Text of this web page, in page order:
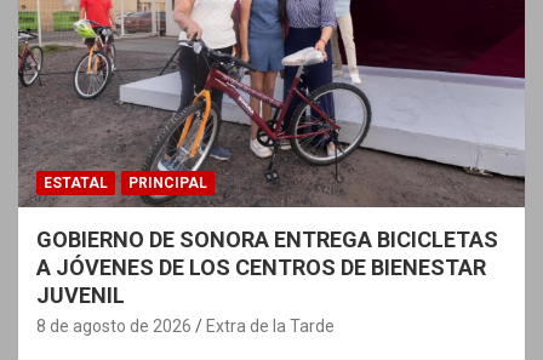
ESTATAL PRINCIPAL
GOBIERNO DE SONORA ENTREGA BICICLETAS
A JÓVENES DE LOS CENTROS DE BIENESTAR
JUVENIL
8 de agosto de 2026 Extra de la Tarde